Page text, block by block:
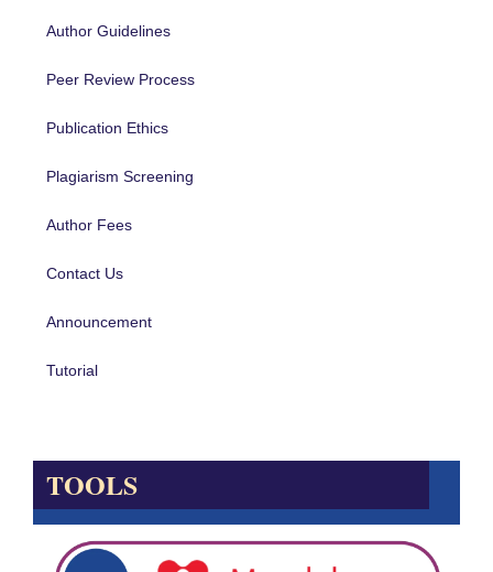
Author Guidelines
Peer Review Process
Publication Ethics
Plagiarism Screening
Author Fees
Contact Us
Announcement
Tutorial
TOOLS